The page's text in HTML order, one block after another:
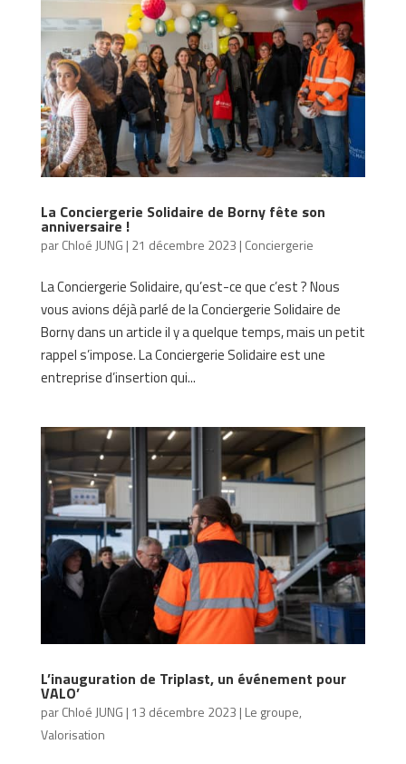
La Conciergerie Solidaire de Borny fête son
anniversaire !
parChloé JUNG | 21 décembre 2023 | Conciergerie
La Conciergerie Solidaire, qu’est-ce que c’est ? Nous
vous avions déjà parlé de la Conciergerie Solidaire de
Borny dans un article il y a quelque temps, mais un petit
rappel s’impose. La Conciergerie Solidaire est une
entreprise d’insertion qui...
L’inauguration de Triplast, un événement pour
VALO’
parChloé JUNG | 13 décembre 2023 | Le groupe,
Valorisation